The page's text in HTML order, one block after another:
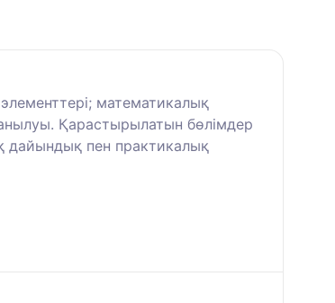
математикалық
Қарастырылатын бөлімдер
дайындық пен практикалық